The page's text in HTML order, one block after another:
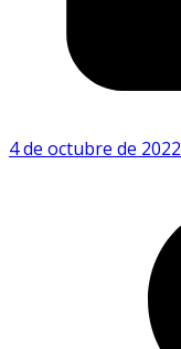
4 de octubre de 2022